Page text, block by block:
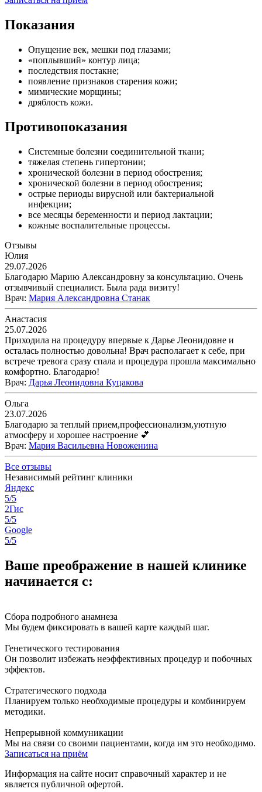
Показания
Опущение век, мешки под глазами;
«поплывший» контур лица;
последствия постакне;
появление признаков старения кожи;
мимические морщины;
дряблость кожи.
Противопоказания
Системные болезни соединительной ткани;
тяжелая степень гипертонии;
хронической болезни в период обострения;
хронической болезни в период обострения;
острые периоды вирусной или бактериальной
инфекции;
все месяцы беременности и период лактации;
кожные воспалительные процессы.
Отзывы
Юлия
29.07.2026
Благодарю Марию Александровну за консультацию. Очень
отзывчивый специалист. Была рада визиту!
Врач: Мария Александровна Станак
Анастасия
25.07.2026
Приходила на процедуру впервые к Дарье Леонидовне и
осталась полностью довольна! Врач располагает к себе, при
встрече тревога сразу спала и процедура прошла максимально
комфортно. Благодарю!
Врач: Дарья Леонидовна Куцакова
Ольга
23.07.2026
Благодарю за теплый прием,профессионализм,уютную
атмосферу и хорошее настроение 💕
Врач: Мария Васильевна Новоженина
Все отзывы
Независимый рейтинг клиники
Яндекс
5/5
2Гис
5/5
Google
5/5
Ваше преображение в нашей клинике
начинается с:
Сбора подробного анамнеза
Мы будем фиксировать в вашей карте каждый шаг.
Генетического тестирования
Он позволит избежать неэффективных процедур и побочных
эффектов.
Стратегического подхода
Планируем только необходимые процедуры и комбинируем
методики.
Непрерывной коммуникации
Мы на связи со своими пациентами, когда им это необходимо.
Записаться на приём
Информация на сайте носит справочный характер и не
является публичной офертой.